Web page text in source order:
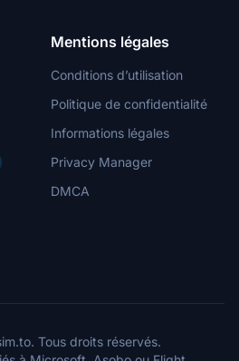
Mentions légales
Conditions d’utilisation
Politique de confidentialité
Informations légales
Privacy Manager
DMCA
Tous droits réservés.